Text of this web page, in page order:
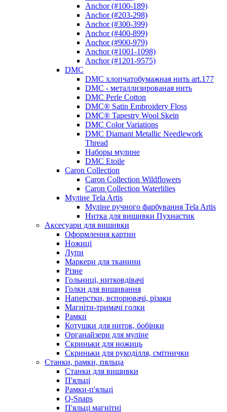
Anchor (#100-189)
Anchor (#203-298)
Anchor (#300-399)
Anchor (#400-899)
Anchor (#900-979)
Anchor (#1001-1098)
Anchor (#1201-9575)
DMC
DMC хлопчатобумажная нить art.177
DMC - металлизированая нить
DMC Perle Cotton
DMC® Satin Embroidery Floss
DMC® Tapestry Wool Skein
DMC Color Variations
DMC Diamant Metallic Needlework
Thread
Наборы мулине
DMC Etoile
Caron Collection
Caron Collection Wildflowers
Caron Collection Waterlilies
Муліне Tela Artis
Муліне ручного фарбування Tela Artis
Нитка для вишивки Пухнастик
Аксесуари для вишивки
Оформлення картин
Ножиці
Лупи
Маркери для тканини
Різне
Гольниці, нитковдівачі
Голки для вишивання
Наперстки, вспорювачі, різаки
Магніти-тримачі голки
Рамки
Котушки для ниток, бобінки
Органайзери для муліне
Скриньки для ножиць
Скриньки для рукоділля, смітнички
Станки, рамки, пяльца
Станки для вишивки
П'яльці
Рамки-п'яльці
Q-Snaps
П'яльці магнітні